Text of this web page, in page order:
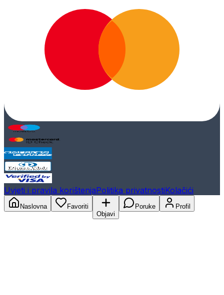
Uvjeti i pravila korištenjaPolitika privatnostiKolačići
Naslovna
Favoriti
Objavi
Poruke Profil